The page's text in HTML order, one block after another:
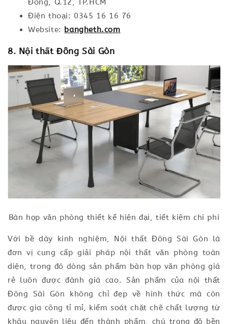
Đông, Q.12, TP.HCM
Điện thoại: 0345 16 16 76
Website:
bangheth.com
8. Nội thất Đông Sài Gòn
Bàn họp văn phòng thiết kế hiện đại, tiết kiệm chi phí
Với bề dày kinh nghiệm, Nội thất Đông Sài Gòn là
đơn vị cung cấp giải pháp nội thất văn phòng toàn
diện, trong đó dòng sản phẩm bàn họp văn phòng giá
rẻ luôn được đánh giá cao. Sản phẩm của nội thất
Đông Sài Gòn không chỉ đẹp về hình thức mà còn
được gia công tỉ mỉ, kiểm soát chặt chẽ chất lượng từ
khâu nguyên liệu đến thành phẩm, chú trọng độ bền